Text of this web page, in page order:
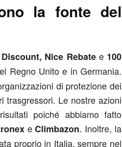
la fonte del
Nice Rebatee 100
Regno Unito e in Germania.
di protezione dei
trasgressori. Le nostre azioni
poiché abbiamo fatto
eClimbazon. Inoltre, la
proprio in Italia, sempre nel